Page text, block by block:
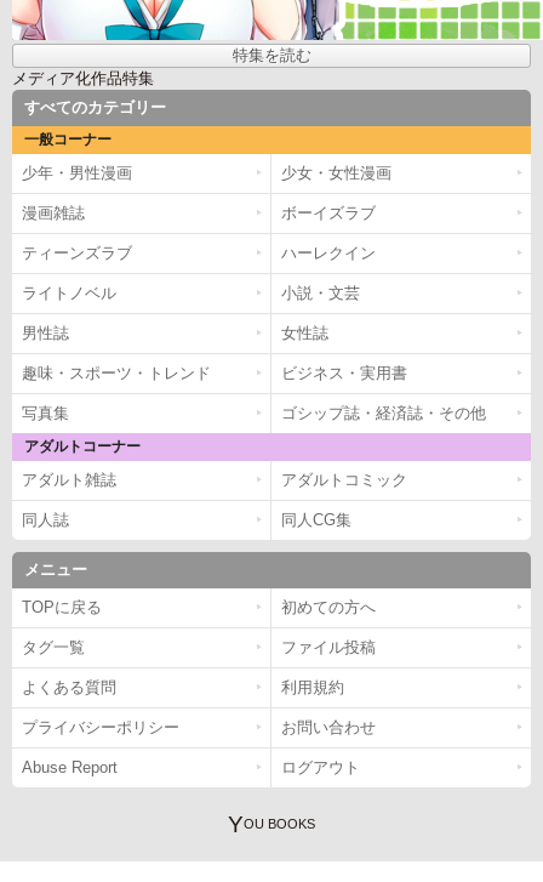
特集を読む
メディア化作品特集
すべてのカテゴリー
一般コーナー
少年・男性漫画 少女・女性漫画
漫画雑誌 ボーイズラブ
ティーンズラブ ハーレクイン
ライトノベル 小説・文芸
男性誌 女性誌
趣味・スポーツ・トレンド ビジネス・実用書
写真集 ゴシップ誌・経済誌・その他
アダルトコーナー
アダルト雑誌 アダルトコミック
同人誌 同人CG集
メニュー
TOPに戻る 初めての方へ
タグ一覧 ファイル投稿
よくある質問 利用規約
プライバシーポリシー お問い合わせ
Abuse Report ログアウト
YOU BOOKS